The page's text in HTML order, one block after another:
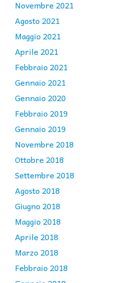
Novembre 2021
Agosto 2021
Maggio 2021
Aprile 2021
Febbraio 2021
Gennaio 2021
Gennaio 2020
Febbraio 2019
Gennaio 2019
Novembre 2018
Ottobre 2018
Settembre 2018
Agosto 2018
Giugno 2018
Maggio 2018
Aprile 2018
Marzo 2018
Febbraio 2018